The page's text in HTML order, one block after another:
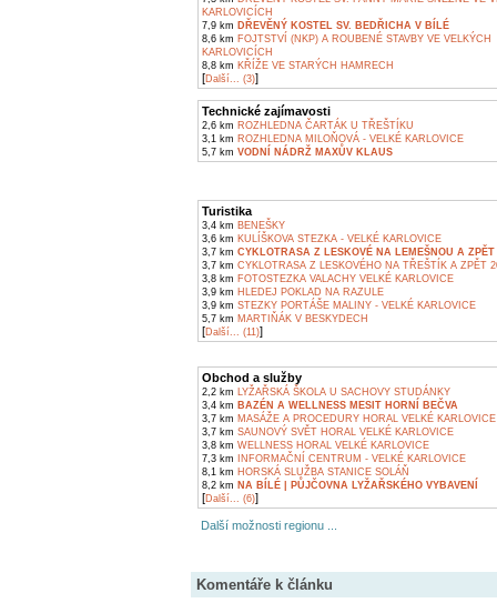
KARLOVICÍCH
7,9 km DŘEVĚNÝ KOSTEL SV. BEDŘICHA V BÍLÉ
8,6 km FOJTSTVÍ (NKP) A ROUBENÉ STAVBY VE VELKÝCH
KARLOVICÍCH
8,8 km KŘÍŽE VE STARÝCH HAMRECH
[Další... (3)]
Technické zajímavosti
2,6 km ROZHLEDNA ČARTÁK U TŘEŠTÍKU
3,1 km ROZHLEDNA MILOŇOVÁ - VELKÉ KARLOVICE
5,7 km VODNÍ NÁDRŽ MAXŮV KLAUS
Turistika
3,4 km BENEŠKY
3,6 km KULÍŠKOVA STEZKA - VELKÉ KARLOVICE
3,7 km CYKLOTRASA Z LESKOVÉ NA LEMEŠNOU A ZPĚT
3,7 km CYKLOTRASA Z LESKOVÉHO NA TŘEŠTÍK A ZPĚT
3,8 km FOTOSTEZKA VALACHY VELKÉ KARLOVICE
3,9 km HLEDEJ POKLAD NA RAZULE
3,9 km STEZKY PORTÁŠE MALINY - VELKÉ KARLOVICE
5,7 km MARTIŇÁK V BESKYDECH
[Další... (11)]
Obchod a služby
2,2 km LYŽAŘSKÁ ŠKOLA U SACHOVY STUDÁNKY
3,4 km BAZÉN A WELLNESS MESIT HORNÍ BEČVA
3,7 km MASÁŽE A PROCEDURY HORAL VELKÉ KARLOVICE
3,7 km SAUNOVÝ SVĚT HORAL VELKÉ KARLOVICE
3,8 km WELLNESS HORAL VELKÉ KARLOVICE
7,3 km INFORMAČNÍ CENTRUM - VELKÉ KARLOVICE
8,1 km HORSKÁ SLUŽBA STANICE SOLÁŇ
8,2 km NA BÍLÉ | PŮJČOVNA LYŽAŘSKÉHO VYBAVENÍ
[Další... (6)]
Další možnosti regionu ...
Komentáře k článku